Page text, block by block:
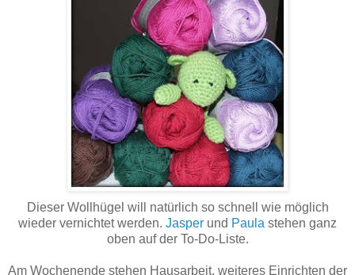
Dieser Wollhügel will natürlich so schnell wie möglich
wieder vernichtet werden. Jasper und Paula stehen ganz
oben auf der To-Do-Liste.
Am Wochenende stehen Hausarbeit, weiteres Einrichten der